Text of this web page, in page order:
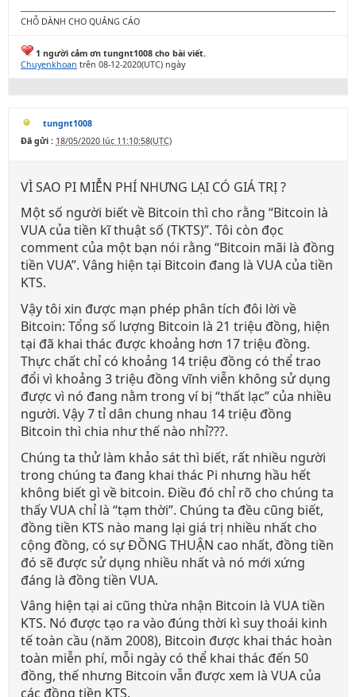
CHỖ DÀNH CHO QUẢNG CÁO
1 người cảm ơn tungnt1008 cho bài viết.
Chuyenkhoan trên 08-12-2020(UTC) ngày
tungnt1008
Đã gửi : 18/05/2020 lúc 11:10:58(UTC)
VÌ SAO PI MIỄN PHÍ NHƯNG LẠI CÓ GIÁ TRỊ ?
Một số người biết về Bitcoin thì cho rằng “Bitcoin là
VUA của tiền kĩ thuật số (TKTS)”. Tôi còn đọc
comment của một bạn nói rằng “Bitcoin mãi là đồng
tiền VUA”. Vâng hiện tại Bitcoin đang là VUA của tiền
KTS.
Vậy tôi xin được mạn phép phân tích đôi lời về
Bitcoin: Tổng số lượng Bitcoin là 21 triệu đồng, hiện
tại đã khai thác được khoảng hơn 17 triệu đồng.
Thực chất chỉ có khoảng 14 triệu đồng có thể trao
đổi vì khoảng 3 triệu đồng vĩnh viễn không sử dụng
được vì nó đang nằm trong ví bị “thất lạc” của nhiều
người. Vậy 7 tỉ dân chung nhau 14 triệu đồng
Bitcoin thì chia như thế nào nhỉ???.
Chúng ta thử làm khảo sát thì biết, rất nhiều người
trong chúng ta đang khai thác Pi nhưng hầu hết
không biết gì về bitcoin. Điều đó chỉ rõ cho chúng ta
thấy VUA chỉ là “tạm thời”. Chúng ta đều cũng biết,
đồng tiền KTS nào mang lại giá trị nhiều nhất cho
cộng đồng, có sự ĐỒNG THUẬN cao nhất, đồng tiền
đó sẽ được sử dụng nhiều nhất và nó mới xứng
đáng là đồng tiền VUA.
Vâng hiện tại ai cũng thừa nhận Bitcoin là VUA tiền
KTS. Nó được tạo ra vào đúng thời kì suy thoái kinh
tế toàn cầu (năm 2008), Bitcoin được khai thác hoàn
toàn miễn phí, mỗi ngày có thể khai thác đến 50
đồng, thế nhưng Bitcoin vẫn được xem là VUA của
các đồng tiền KTS.